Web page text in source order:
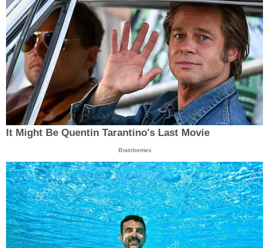
It Might Be Quentin Tarantino's Last Movie
Brainberries